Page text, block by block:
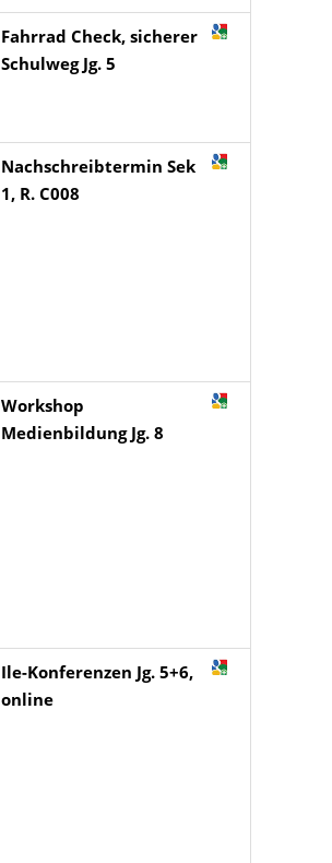
Fahrrad Check, sicherer
Schulweg Jg. 5
Nachschreibtermin Sek
1, R. C008
Workshop
Medienbildung Jg. 8
Ile-Konferenzen Jg. 5+6,
online